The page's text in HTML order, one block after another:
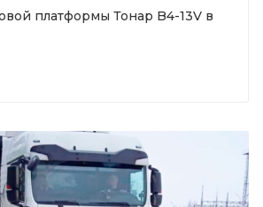
платформы Тонар B4-13V в